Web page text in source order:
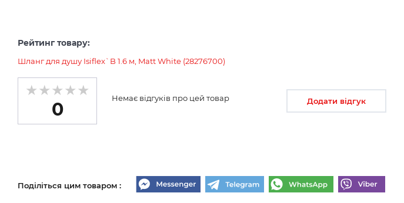
Рейтинг товару:
Шланг для душу Isiflex`B 1.6 м, Matt White (28276700)
0
Немає відгуків про цей товар Додати відгук
Поділіться цим товаром :